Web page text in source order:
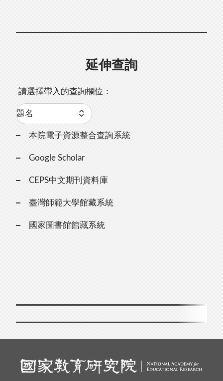
延伸查詢
請選擇帶入的查詢欄位：
本院電子資源整合查詢系統
Google Scholar
CEPS中文期刊資料庫
臺灣師範大學館藏系統
國家圖書館館藏系統